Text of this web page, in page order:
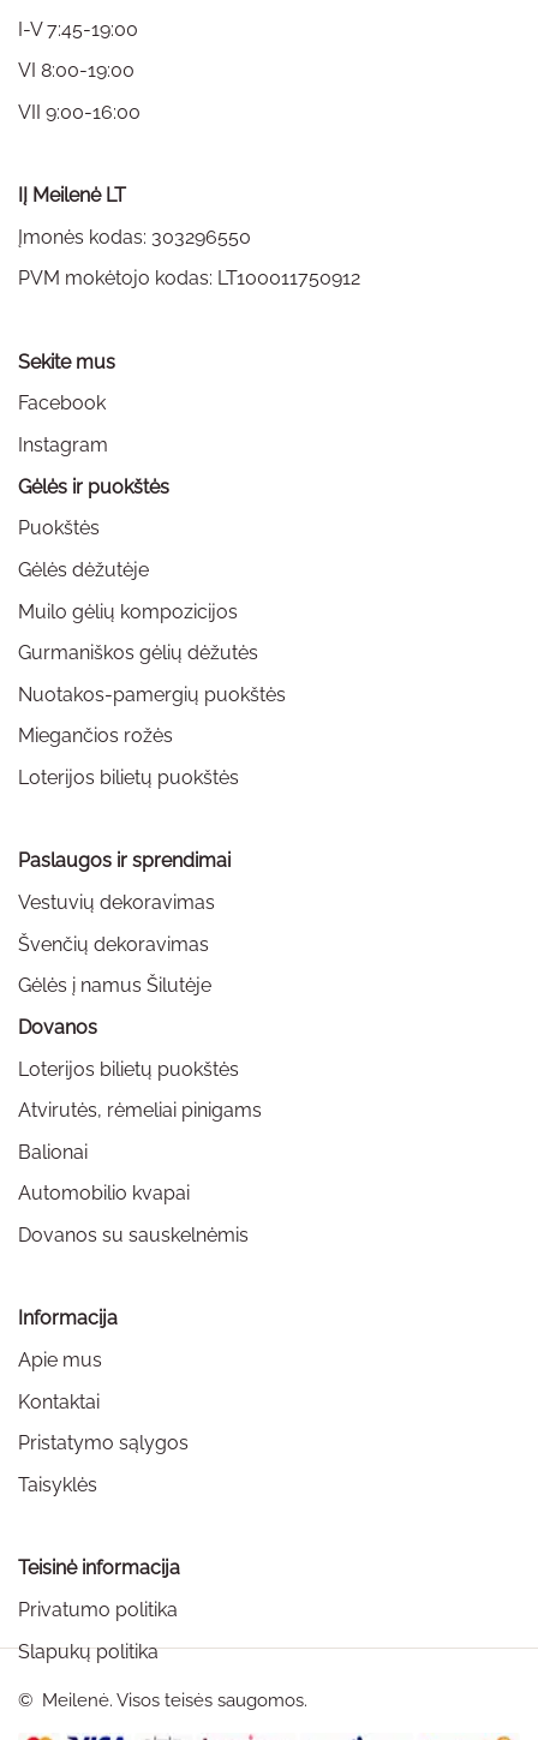
I-V 7:45-19:00
VI 8:00-19:00
VII 9:00-16:00
IĮ Meilenė LT
Įmonės kodas: 303296550
PVM mokėtojo kodas: LT100011750912
Sekite mus
Facebook
Instagram
Gėlės ir puokštės
Puokštės
Gėlės dėžutėje
Muilo gėlių kompozicijos
Gurmaniškos gėlių dėžutės
Nuotakos-pamergių puokštės
Miegančios rožės
Loterijos bilietų puokštės
Paslaugos ir sprendimai
Vestuvių dekoravimas
Švenčių dekoravimas
Gėlės į namus Šilutėje
Dovanos
Loterijos bilietų puokštės
Atvirutės, rėmeliai pinigams
Balionai
Automobilio kvapai
Dovanos su sauskelnėmis
Informacija
Apie mus
Kontaktai
Pristatymo sąlygos
Taisyklės
Teisinė informacija
Privatumo politika
Slapukų politika
© Meilenė. Visos teisės saugomos.